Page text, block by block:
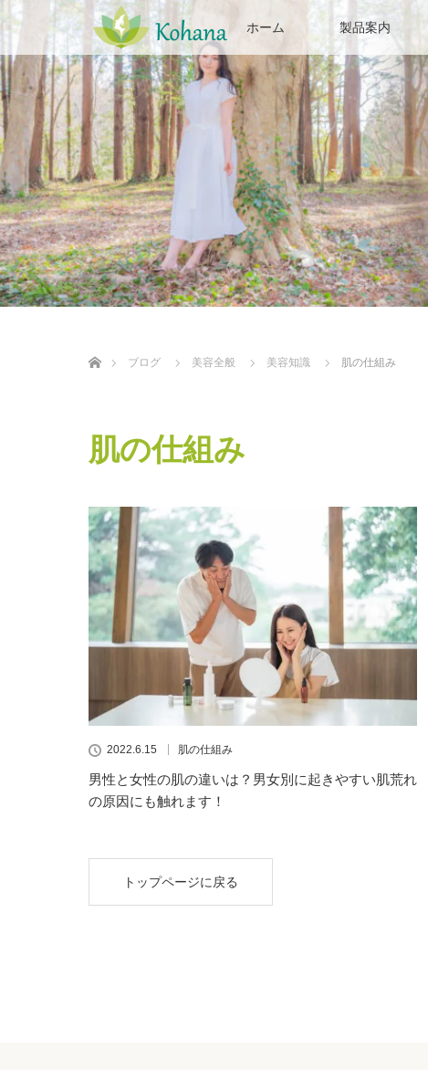
ホーム 製品案内
ブログ
美容全般 美容知識 肌の仕組み
肌の仕組み
2022.6.15 肌の仕組み
男性と女性の肌の違いは？男女別に起きやすい肌荒れ
の原因にも触れます！
トップページに戻る